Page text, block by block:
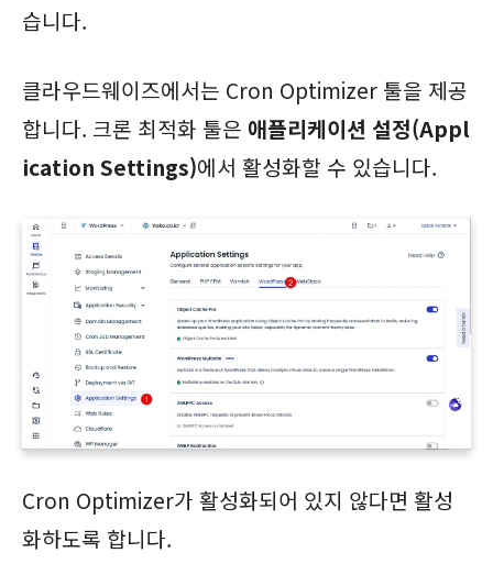
습니다.
클라우드웨이즈에서는 Cron Optimizer 툴을 제공
합니다. 크론 최적화 툴은 애플리케이션 설정(Appl
ication Settings)에서 활성화할 수 있습니다.
Cron Optimizer가 활성화되어 있지 않다면 활성
화하도록 합니다.